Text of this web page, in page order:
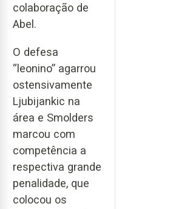
colaboração de
Abel.
O defesa
“leonino” agarrou
ostensivamente
Ljubijankic na
área e Smolders
marcou com
competência a
respectiva grande
penalidade, que
colocou os